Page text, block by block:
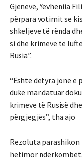
Gjenevë, Yevheniia
përpara votimit se
shkeljeve të rënda
si dhe krimeve të
Rusia”.
“Është detyra jonë
duke mandatuar
krimeve të Rusisë
përgjegjës”, tha ajo
Rezoluta
hetimor